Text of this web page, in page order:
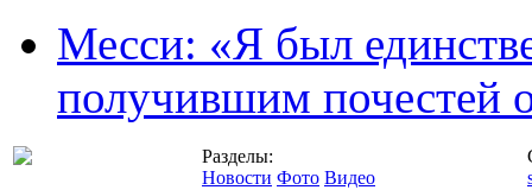
Месси: «Я был
получившим почестей
Разделы:
Новости Фото Видео